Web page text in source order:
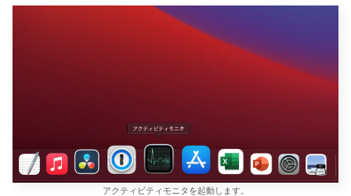
アクティビティモニタを起動します。